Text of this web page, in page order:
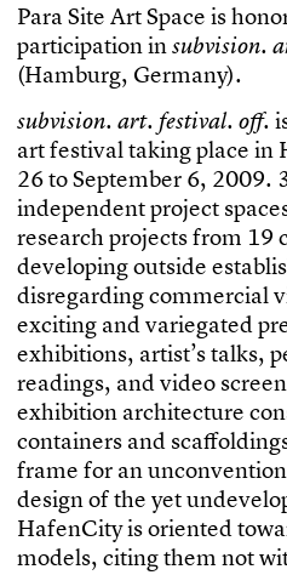
Para Site ArtSpace ishono
participationinsubvision. a
(Hamburg, Germany).
subvision. art. festival. of. i
artfestivaltakingplace in
26toSeptember 6, 2009.
independentproject space
researchprojectsfrom 19 c
developingoutside establis
disregardingcommercialv
exciting andvariegatedpr
exhibitions, artist’stalks, p
readings, andvideo screen
exhibition architecture con
containers and scafolding
frame for anunconvention
designofthe yetundevelo
HafenCityisorientedtowa
models, citingthem notwi